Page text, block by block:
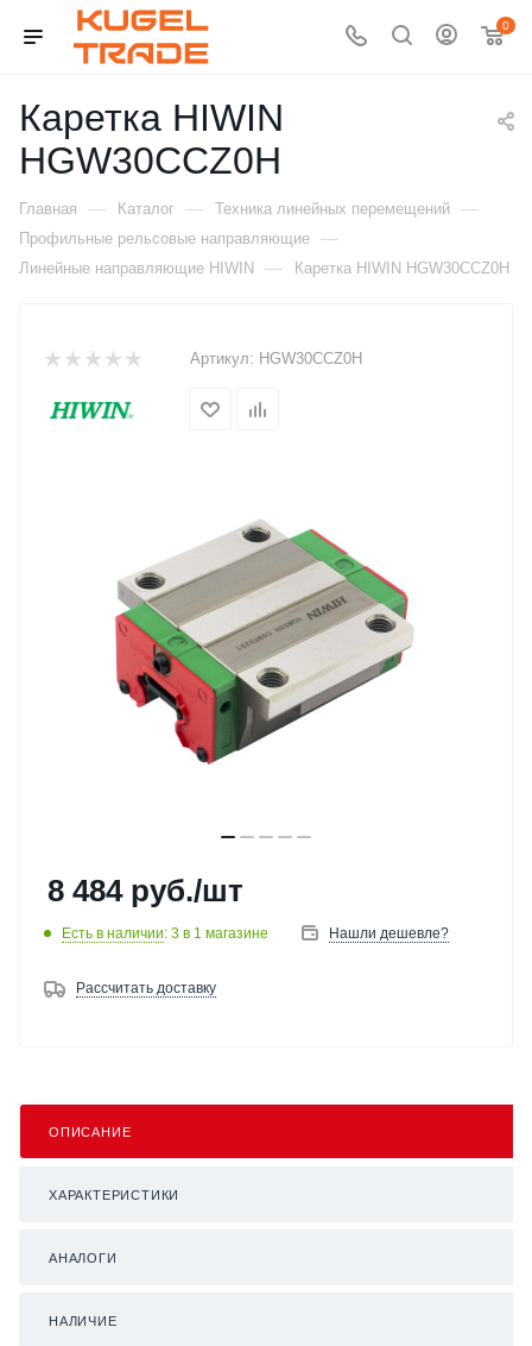
0
Каретка HIWIN
HGW30CCZ0H
Главная — Каталог — Техника линейных перемещений —
Профильные рельсовые направляющие —
Линейные направляющие HIWIN — Каретка HIWIN HGW30CCZ0H
Артикул: HGW30CCZ0H
8 484руб./шт
Есть в наличии: 3 в 1 магазине Нашли дешевле?
Рассчитать доставку
ОПИСАНИЕ
ХАРАКТЕРИСТИКИ
АНАЛОГИ
НАЛИЧИЕ